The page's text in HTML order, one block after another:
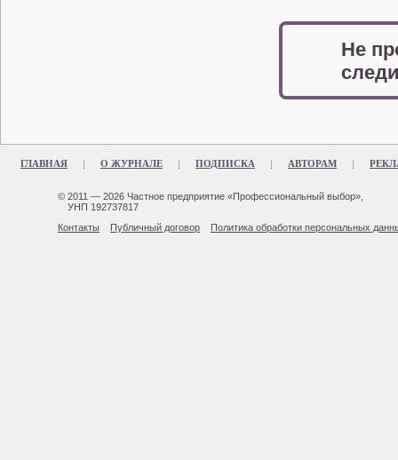
Не
ГЛАВНАЯ О ЖУРНАЛЕ ПОДПИСКА АВТОРАМ
© 2011 — 2026 Частное предприятие «Профессиональный выбор»,
УНП 192737817
Контакты
Публичный договор Политика обработки персональных